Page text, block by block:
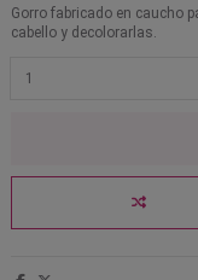
Gorro fabricado en caucho
cabello y decolorarlas.